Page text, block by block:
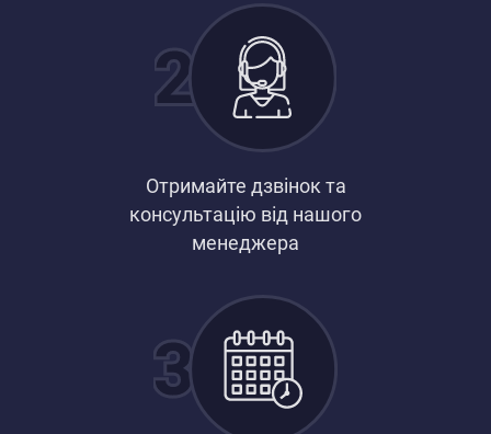
Отримайте дзвінок та
консультацію від нашого
менеджера